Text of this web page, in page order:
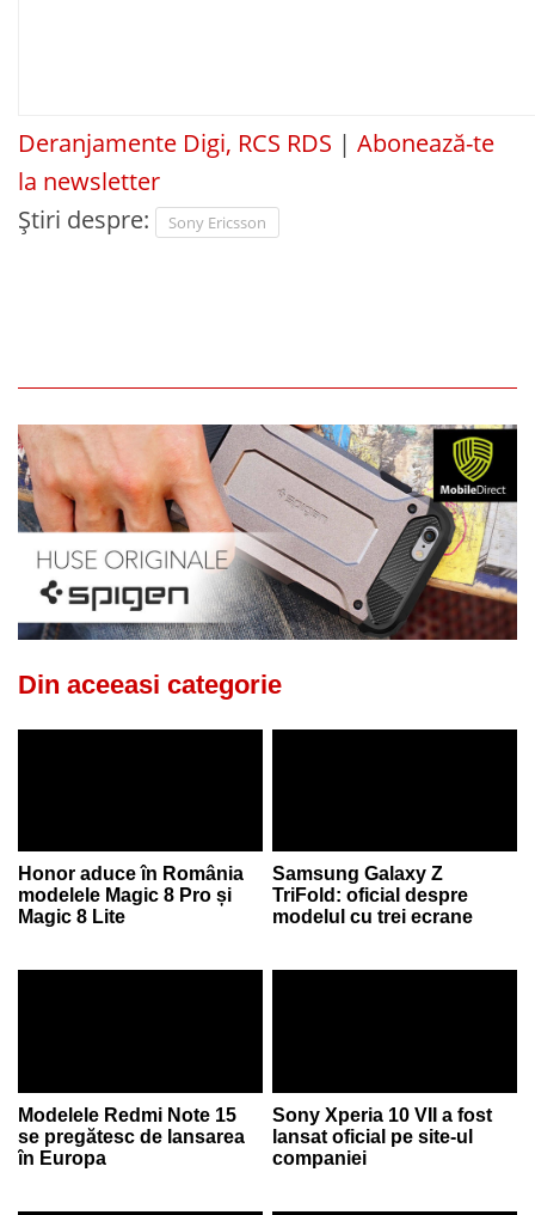
Deranjamente Digi, RCS RDS | Abonează-te
la newsletter
Știri despre:
Sony Ericsson
Din aceeasi categorie
Honor aduce în România
modelele Magic 8 Pro și
Magic 8 Lite
Samsung Galaxy Z
TriFold: oficial despre
modelul cu trei ecrane
Modelele Redmi Note 15
se pregătesc de lansarea
în Europa
Sony Xperia 10 VII a fost
lansat oficial pe site-ul
companiei